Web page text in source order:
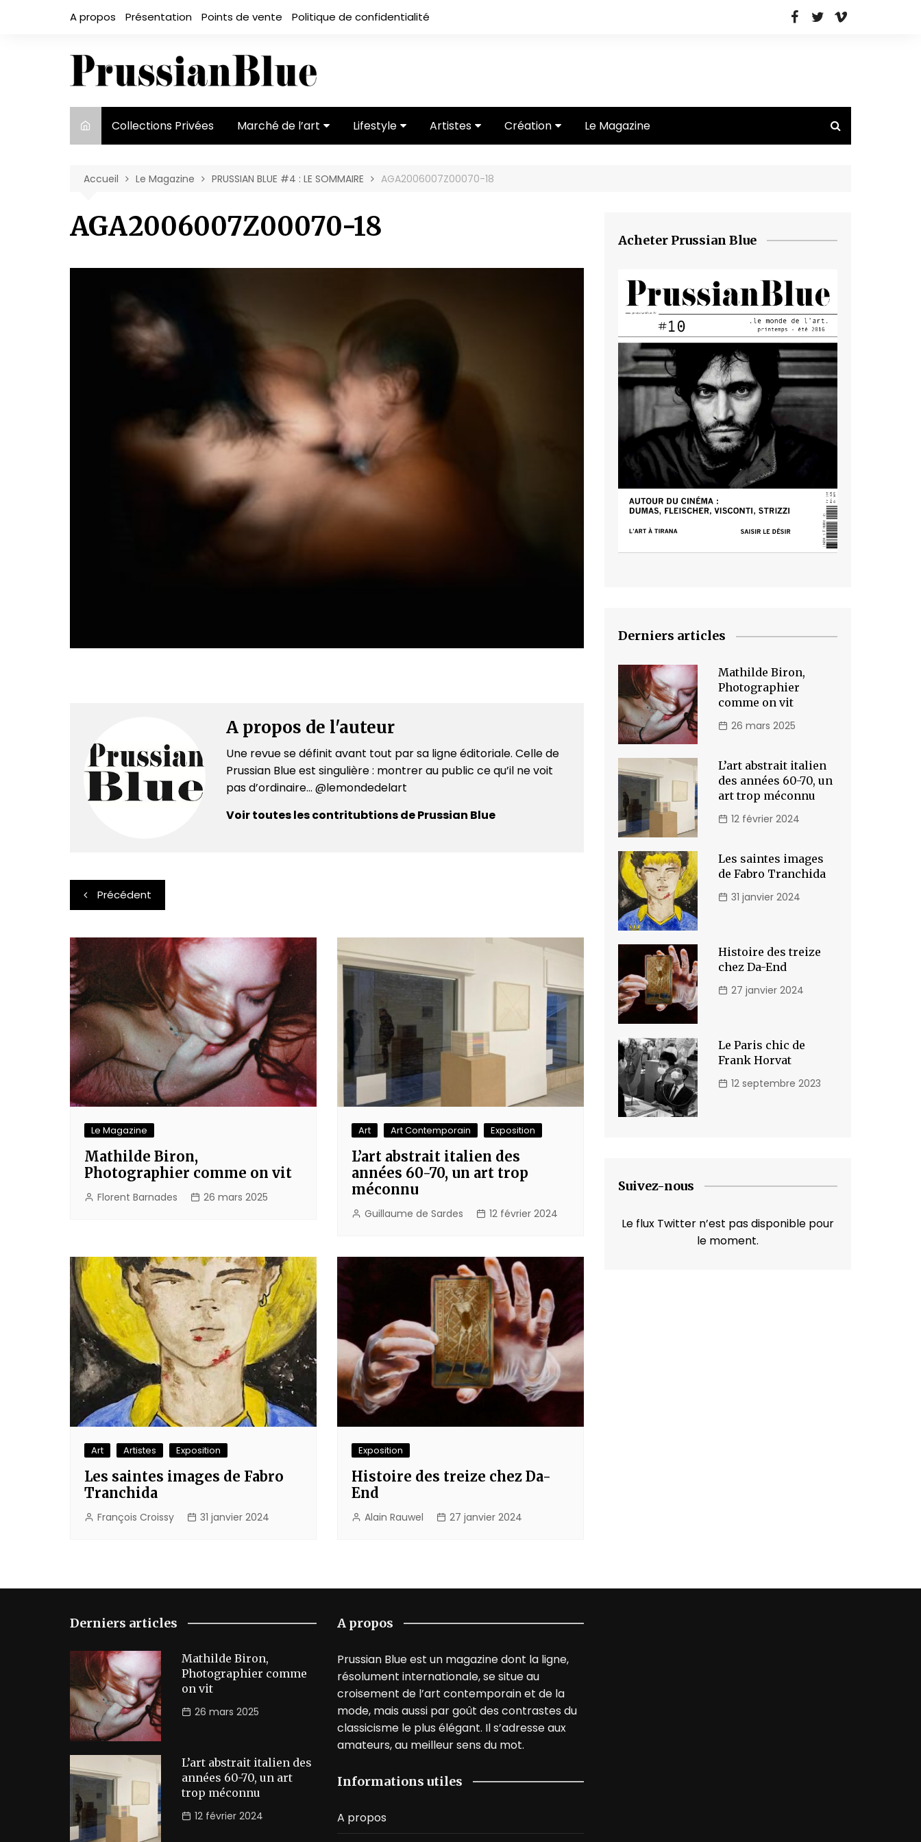
A propos Présentation Points de vente Politique de confidentialité
Collections Privées Marché de l’art
acteurs
Lifestyle
Mode
Artistes
Entretiens
Création Le Magazine
Accueil Le Magazine PRUSSIAN BLUE #4 : LE SOMMAIRE AGA2006007Z00070-18
AGA2006007Z00070-18
A propos de l'auteur
Une revue se définit avant tout par sa ligne éditoriale. Celle de
Prussian Blue est singulière : montrer au public ce qu’il ne voit
pas d’ordinaire... @lemondedelart
Voir toutes les contritubtions de Prussian Blue
Navigation
de
l’article
Précédent
Le Magazine
Mathilde Biron,
Photographier comme on vit
Florent Barnades 26 mars 2025
Art Art Contemporain Exposition
L’art abstrait italien des
années 60-70, un art trop
méconnu
Guillaume de Sardes 12 février 2024
Art Artistes Exposition
Les saintes images de Fabro
Tranchida
François Croissy 31 janvier 2024
Exposition
Histoire des treize chez Da-
End
Alain Rauwel 27 janvier 2024
Acheter Prussian Blue
Derniers articles
Mathilde Biron,
Photographier
comme on vit
26 mars 2025
L’art abstrait italien
des années 60-70, un
art trop méconnu
12 février 2024
Les saintes images
de Fabro Tranchida
31 janvier 2024
Histoire des treize
chez Da-End
27 janvier 2024
Le Paris chic de
Frank Horvat
12 septembre 2023
Suivez-nous
Le flux Twitter n’est pas disponible pour
le moment.
Derniers articles
Mathilde Biron,
Photographier comme
on vit
26 mars 2025
L’art abstrait italien des
années 60-70, un art
trop méconnu
12 février 2024
A propos
Prussian Blue est un magazine dont la ligne,
résolument internationale, se situe au
croisement de l’art contemporain et de la
mode, mais aussi par goût des contrastes du
classicisme le plus élégant. Il s’adresse aux
amateurs, au meilleur sens du mot.
Informations utiles
A propos